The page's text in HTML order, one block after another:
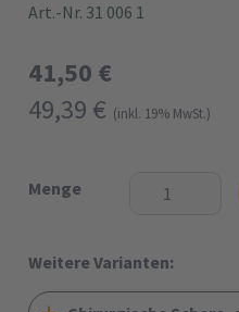
Art.-Nr. 31 006 1
41,50 €
49,39 € (inkl. 19% MwSt.)
Menge
Weitere Varianten: